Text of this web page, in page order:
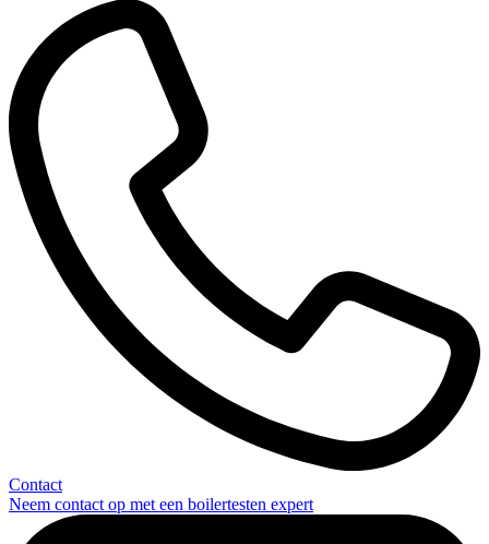
Contact
Neem contact op met een boilertesten expert